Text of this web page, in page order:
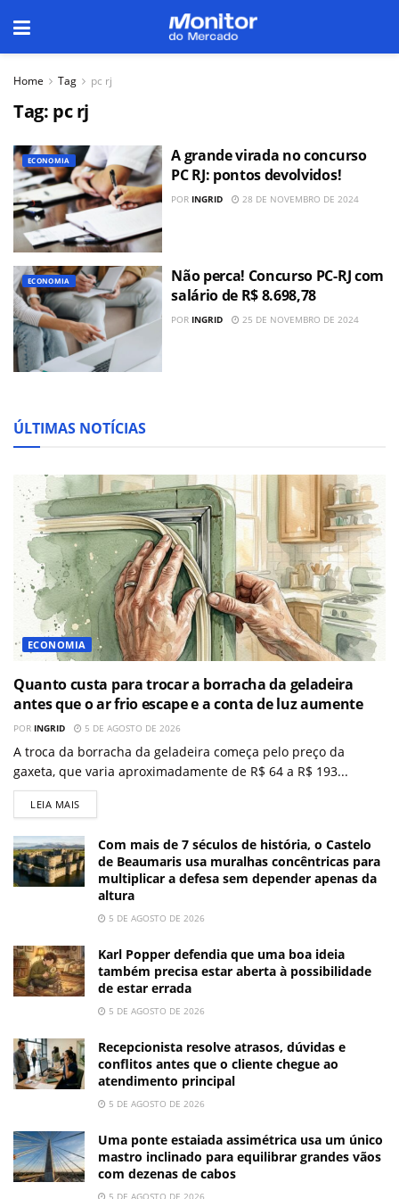
Home Tag pc rj
Tag: pc rj
ECONOMIA
A grande virada no concurso
PC RJ: pontos devolvidos!
POR INGRID 28 DE NOVEMBRO DE 2024
ECONOMIA
Não perca! Concurso PC-RJ com
salário de R$ 8.698,78
POR INGRID 25 DE NOVEMBRO DE 2024
ÚLTIMAS NOTÍCIAS
ECONOMIA
Quanto custa para trocar a borracha da geladeira
antes que o ar frio escape e a conta de luz aumente
POR INGRID 5 DE AGOSTO DE 2026
A troca da borracha da geladeira começa pelo preço da
gaxeta, que varia aproximadamente de R$ 64 a R$ 193...
LEIA MAIS
Com mais de 7 séculos de história, o Castelo
de Beaumaris usa muralhas concêntricas para
multiplicar a defesa sem depender apenas da
altura
5 DE AGOSTO DE 2026
Karl Popper defendia que uma boa ideia
também precisa estar aberta à possibilidade
de estar errada
5 DE AGOSTO DE 2026
Recepcionista resolve atrasos, dúvidas e
conflitos antes que o cliente chegue ao
atendimento principal
5 DE AGOSTO DE 2026
Uma ponte estaiada assimétrica usa um único
mastro inclinado para equilibrar grandes vãos
com dezenas de cabos
5 DE AGOSTO DE 2026